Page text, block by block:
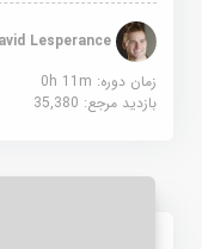
David Lesperance
زمان دوره: 0h 11m
بازدید مرجع:35,380